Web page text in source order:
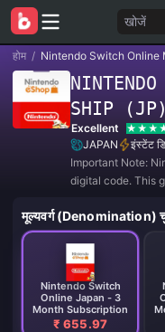
खोजें
होम / Nintendo Switch Online
SHIP (JP)
Excellent
JAPAN
इंस्टेंट
Important Note:
digital code. This
मूल्यवर्ग (Denomination)
Nintendo Switch
Online Japan - 3
Month Subscription
₹ 655.97